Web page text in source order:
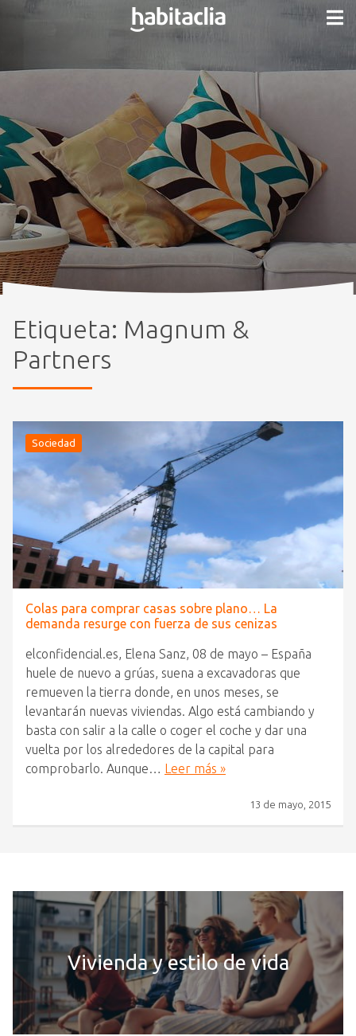
Etiqueta: Magnum &
Partners
Sociedad
Colas para comprar casas sobre plano… La
demanda resurge con fuerza de sus cenizas
elconfidencial.es, Elena Sanz, 08 de mayo – España
huele de nuevo a grúas, suena a excavadoras que
remueven la tierra donde, en unos meses, se
levantarán nuevas viviendas. Algo está cambiando y
basta con salir a la calle o coger el coche y dar una
vuelta por los alrededores de la capital para
comprobarlo. Aunque… Leer más »
13 de mayo, 2015
Vivienda y estilo de vida